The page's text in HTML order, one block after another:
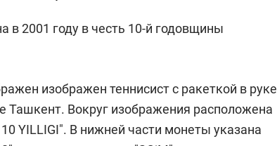
2001 году в честь 10-й годовщины
изображен теннисист с ракеткой в руке
Ташкент. Вокруг изображения расположена
10 YILLIGI". В нижней части монеты указана